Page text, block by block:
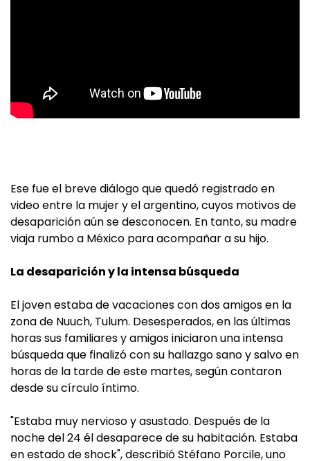
Ese fue el breve diálogo que quedó registrado en
video entre la mujer y el argentino, cuyos motivos de
desaparición aún se desconocen. En tanto, su madre
viaja rumbo a México para acompañar a su hijo.
La desaparición y la intensa búsqueda
El joven estaba de vacaciones con dos amigos en la
zona de Nuuch, Tulum. Desesperados, en las últimas
horas sus familiares y amigos iniciaron una intensa
búsqueda que finalizó con su hallazgo sano y salvo en
horas de la tarde de este martes, según contaron
desde su círculo íntimo.
"Estaba muy nervioso y asustado. Después de la
noche del 24 él desaparece de su habitación. Estaba
en estado de shock", describió Stéfano Porcile, uno